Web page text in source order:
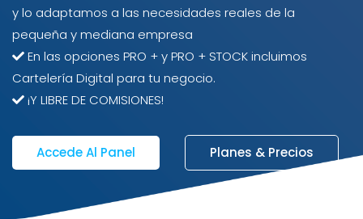
y lo adaptamos a las necesidades reales de la
pequeña y mediana empresa
En las opciones PRO + y PRO + STOCK incluimos
Cartelería Digital para tu negocio.
¡Y LIBRE DE COMISIONES!
Accede Al Panel Planes & Precios